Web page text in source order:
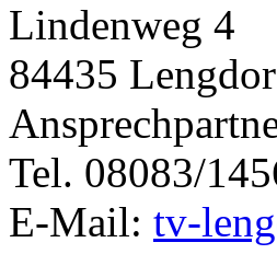
Lindenweg 4
84435
Tel. 08083/
E-Mail: tv-